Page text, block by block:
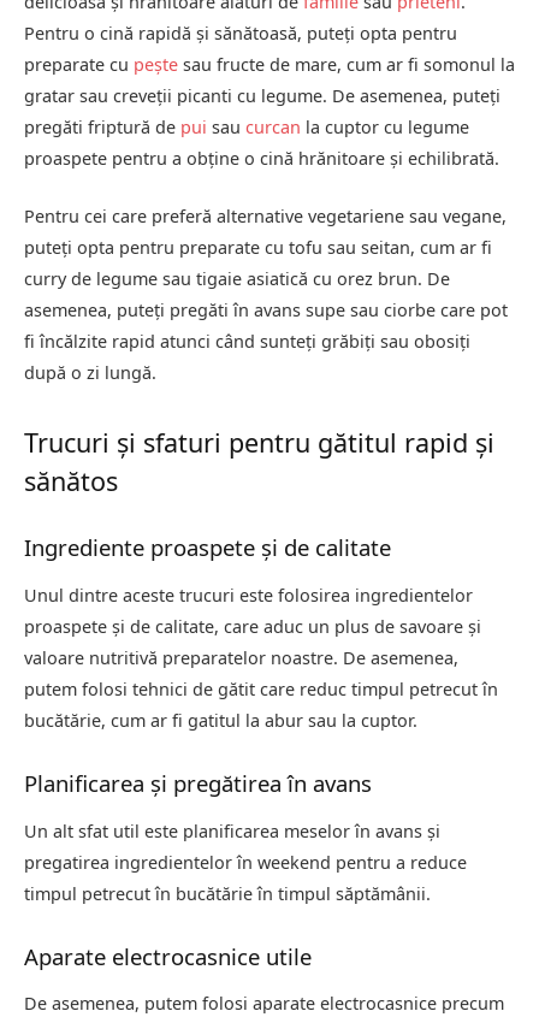
Pentru o cină rapidă și sănătoasă, puteți opta pentru
preparate cu pește sau fructe de mare, cum ar fi somonul la
gratar sau creveții picanti cu legume. De asemenea, puteți
pregăti friptură de pui sau curcan la cuptor cu legume
proaspete pentru a obține o cină hrănitoare și echilibrată.
Pentru cei care preferă alternative vegetariene sau vegane,
puteți opta pentru preparate cu tofu sau seitan, cum ar fi
curry de legume sau tigaie asiatică cu orez brun. De
asemenea, puteți pregăti în avans supe sau ciorbe care pot
fi încălzite rapid atunci când sunteți grăbiți sau obosiți
după o zi lungă.
Trucuri și sfaturi pentru gătitul rapid și
sănătos
Ingrediente proaspete și de calitate
Unul dintre aceste trucuri este folosirea ingredientelor
proaspete și de calitate, care aduc un plus de savoare și
valoare nutritivă preparatelor noastre. De asemenea,
putem folosi tehnici de gătit care reduc timpul petrecut în
bucătărie, cum ar fi gatitul la abur sau la cuptor.
Planificarea și pregătirea în avans
Un alt sfat util este planificarea meselor în avans și
pregatirea ingredientelor în weekend pentru a reduce
timpul petrecut în bucătărie în timpul săptămânii.
Aparate electrocasnice utile
De asemenea, putem folosi aparate electrocasnice precum